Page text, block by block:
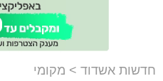
חדשות אשדוד > מקומי